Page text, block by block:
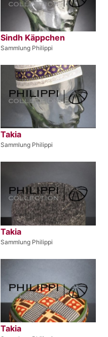
Sindh Käppchen
Sammlung Philippi
Takia
Sammlung Philippi
Takia
Sammlung Philippi
Takia